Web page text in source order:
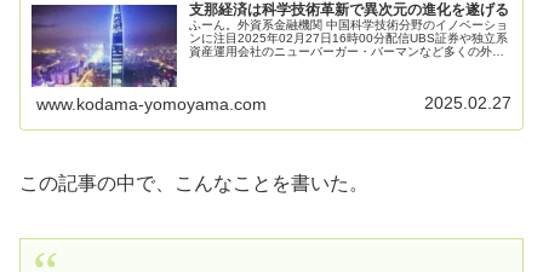
支那経済は科学技術革新で異次元の進化を遂げる
ふーん。外資系金融機関 中国科学技術分野のイノベーショ
ンに注目2025年02月27日16時00分配信UBS証券や独立系
資産運用会社のニューバーガー・バーマンなど多くの外資
www.kodama-yomoyama.com 2025.02.27
この記事の中で、こんなことを書いた。